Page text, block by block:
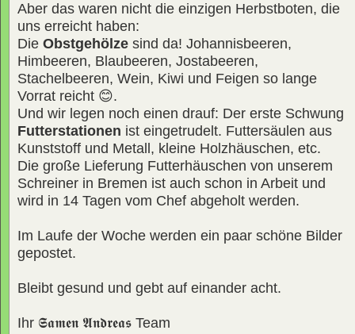
Aber das waren nicht die einzigen Herbstboten, die
uns erreicht haben:
Die Obstgehölze sind da! Johannisbeeren,
Himbeeren, Blaubeeren, Jostabeeren,
Stachelbeeren, Wein, Kiwi und Feigen so lange
Vorrat reicht 😊.
Und wir legen noch einen drauf: Der erste Schwung
Futterstationen ist eingetrudelt. Futtersäulen aus
Kunststoff und Metall, kleine Holzhäuschen, etc.
Die große Lieferung Futterhäuschen von unserem
Schreiner in Bremen ist auch schon in Arbeit und
wird in 14 Tagen vom Chef abgeholt werden.
Im Laufe der Woche werden ein paar schöne Bilder
gepostet.
Bleibt gesund und gebt auf einander acht.
Ihr 𝕾𝖆𝖒𝖊𝖓 𝕬𝖓𝖉𝖗𝖊𝖆𝖘 Team